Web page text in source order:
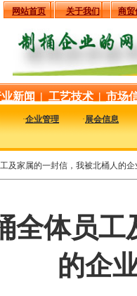
网站首页 关于我们 商贸
新闻 | 工艺技术 | 市场
·企业管理 ·展会信息
及家属的一封信，我被北桶人的
全体员
的企